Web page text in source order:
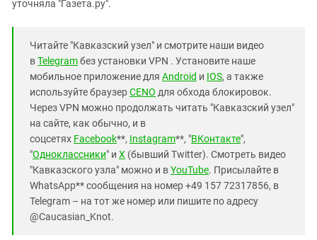
уточняла "Газета.ру".
Читайте "Кавказский узел" и смотрите наши видео
вTelegramбез установки VPN . Установите наше
мобильное приложение для Android и IOS, а также
используйте браузерCENO для обхода блокировок.
Через VPN можно продолжать читать "Кавказский узел"
на сайте, как обычно, и в
соцсетях Facebook**, Instagram**, "ВКонтакте",
"Одноклассники" и X (бывший Twitter). Смотреть видео
"Кавказского узла" можно и вYouTube. Присылайте в
WhatsApp** сообщения на номер +49 157 72317856, в
Telegram – на тот же номер или пишите по адресу
@Caucasian_Knot.